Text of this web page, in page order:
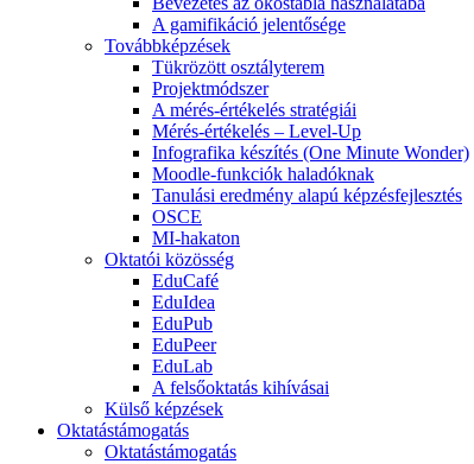
A gamifikáció jelentősége
Továbbképzések
Tükrözött osztályterem
Projektmódszer
A mérés-értékelés stratégiái
Mérés-értékelés – Level-Up
Infografika készítés (One Minute Wonder)
Moodle-funkciók haladóknak
Tanulási eredmény alapú képzésfejlesztés
OSCE
MI-hakaton
Oktatói közösség
EduCafé
EduIdea
EduPub
EduPeer
EduLab
A felsőoktatás kihívásai
Külső képzések
Oktatástámogatás
Oktatástámogatás